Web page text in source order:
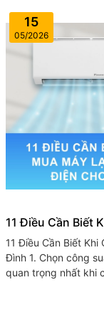
15
05/2026
11 Điều Cần Biết
Cho Gia Đình
11 Điều Cần Biết Khi
Đình 1. Chọn công suất phù hợp với diện tích phòng Đây là yếu tố
quan trọng nhất khi